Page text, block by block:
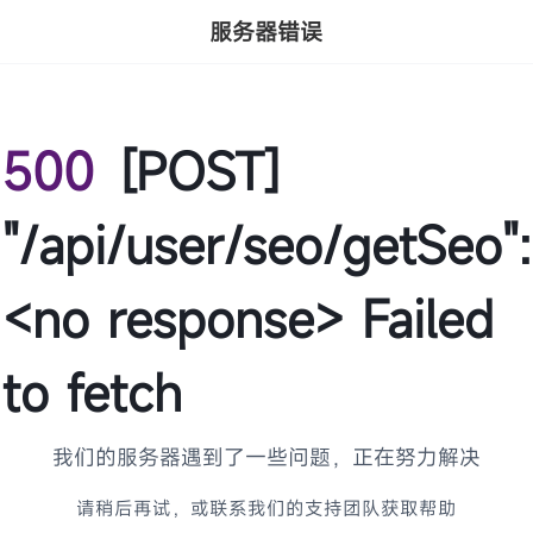
服务器错误
500 [POST]
"/api/user/seo/getSeo":
<no response> Failed
to fetch
我们的服务器遇到了一些问题，正在努力解决
请稍后再试，或联系我们的支持团队获取帮助